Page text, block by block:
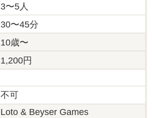
3〜5人
30〜45分
10歳〜
1,200円
不可
Loto & Beyser Games